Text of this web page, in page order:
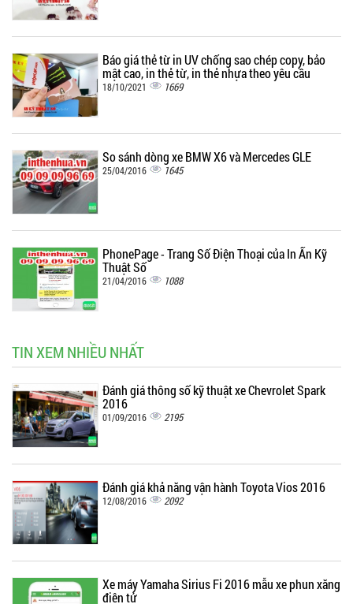
Báo giá thẻ từ in UV chống sao chép copy, bảo
mật cao, in thẻ từ, in thẻ nhựa theo yêu cầu
18/10/2021 1669
So sánh dòng xe BMW X6 và Mercedes GLE
25/04/2016 1645
PhonePage - Trang Số Điện Thoại của In Ấn Kỹ
Thuật Số
21/04/2016 1088
TIN XEM NHIỀU NHẤT
Đánh giá thông số kỹ thuật xe Chevrolet Spark
2016
01/09/2016 2195
Đánh giá khả năng vận hành Toyota Vios 2016
12/08/2016 2092
Xe máy Yamaha Sirius Fi 2016 mẫu xe phun xăng
điện tử